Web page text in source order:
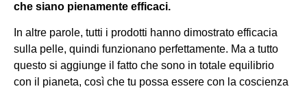
che siano pienamente efficaci.
In altre parole, tutti i prodotti hanno dimostrato efficacia
sulla pelle, quindi funzionano perfettamente. Ma a tutto
questo si aggiunge il fatto che sono in totale equilibrio
con il pianeta, così che tu possa essere con la coscienza